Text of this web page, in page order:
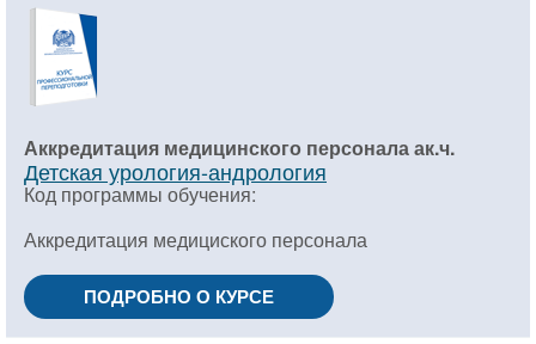
Аккредитация медицинского персонала ак.ч.
Детская урология-андрология
Код программы обучения:
Аккредитация медициского персонала
ПОДРОБНО О КУРСЕ